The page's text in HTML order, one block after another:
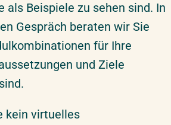
als Beispiele zu sehen sind. In
Gespräch beraten wir Sie
für Ihre
und Ziele
kein virtuelles